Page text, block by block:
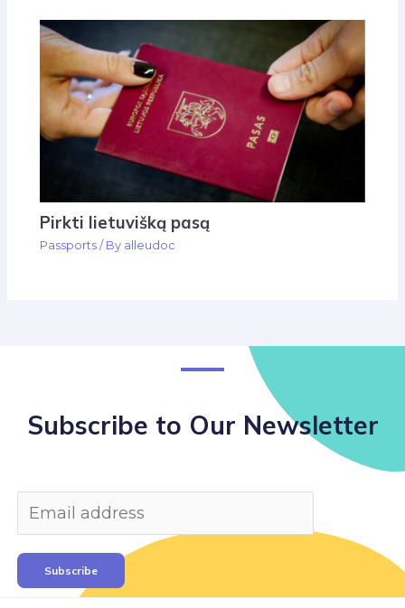
Pirkti lietuvišką pasą
Passports / By alleudoc
Subscribe to Our Newsletter
Subscribe